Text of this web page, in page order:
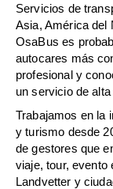
Servicios de
Asia, América del
OsaBus es
autocares más
profesional y
un servicio de alta
Trabajamos en la
y turismo desde
de gestores que
viaje, tour, evento
Landvetter y